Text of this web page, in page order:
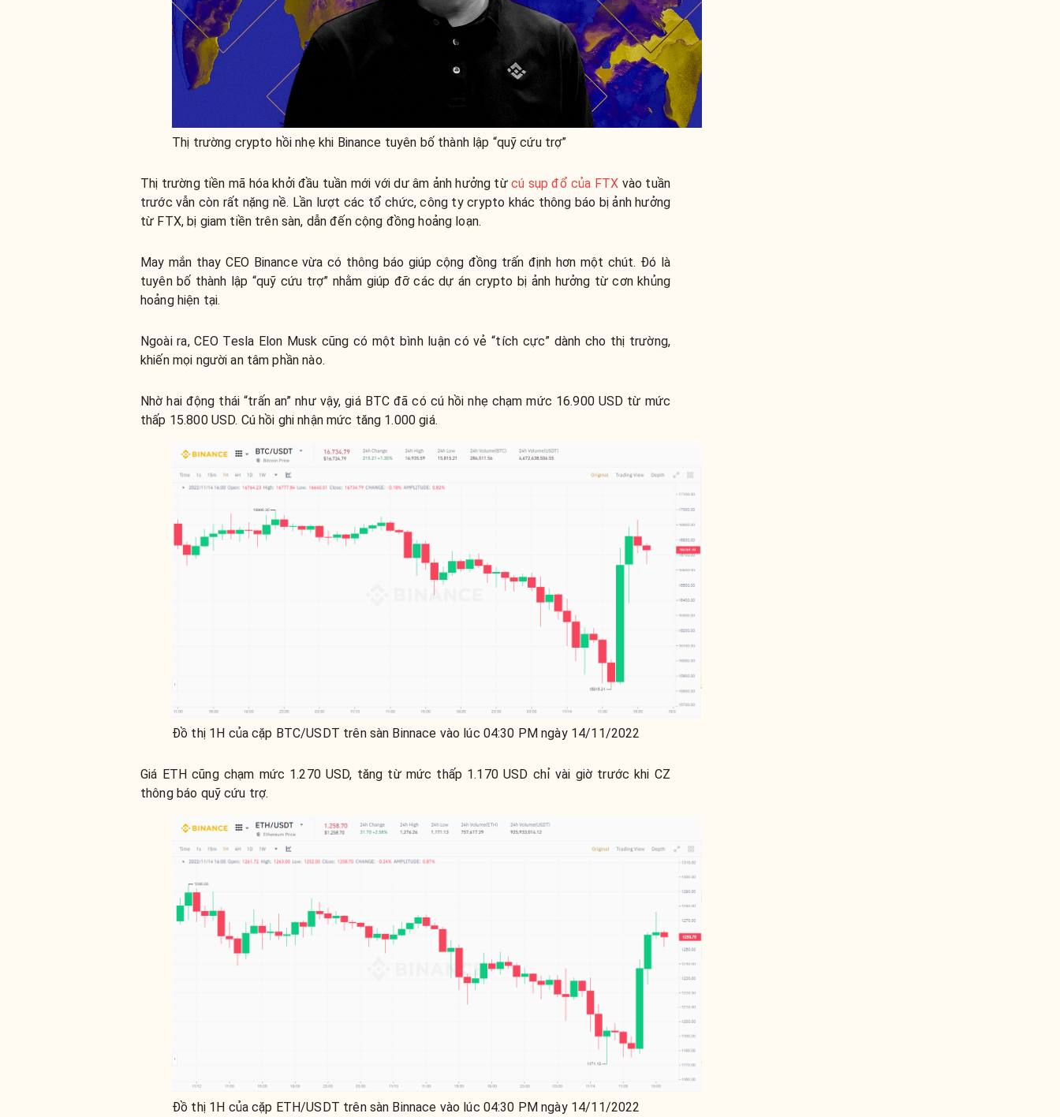
Thị trường crypto hồi nhẹ khi Binance tuyên bố thành lập “quỹ cứu trợ”
Thị trường tiền mã hóa khởi đầu tuần mới với dư âm ảnh hưởng từcú sụp đổ của FTX vào tuần
trước vẫn còn rất nặng nề. Lần lượt các tổ chức, công ty crypto khác thông báo bị ảnh hưởng
từ FTX, bị giam tiền trên sàn, dẫn đến cộng đồng hoảng loạn.
May mắn thay CEO Binance vừa có thông báo giúp cộng đồng trấn định hơn một chút. Đó là
tuyên bố thành lập “quỹ cứu trợ” nhằm giúp đỡ các dự án crypto bị ảnh hưởng từ cơn khủng
hoảng hiện tại.
Ngoài ra, CEO Tesla Elon Musk cũng có một bình luận có vẻ “tích cực” dành cho thị trường,
khiến mọi người an tâm phần nào.
Nhờ hai động thái “trấn an” như vậy, giá BTC đã có cú hồi nhẹ chạm mức 16.900 USD từ mức
thấp 15.800 USD. Cú hồi ghi nhận mức tăng 1.000 giá.
Đồ thị 1H của cặp BTC/USDT trên sàn Binnace vào lúc 04:30 PM ngày 14/11/2022
Giá ETH cũng chạm mức 1.270 USD, tăng từ mức thấp 1.170 USD chỉ vài giờ trước khi CZ
thông báo quỹ cứu trợ.
Đồ thị 1H của cặp ETH/USDT trên sàn Binnace vào lúc 04:30 PM ngày 14/11/2022